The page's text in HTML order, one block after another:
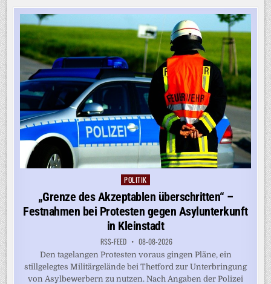
UNTER
VERSCHÄRFTEN
SICHERHEITSVORKEHRUNGEN
Posted
in
POLITIK
„Grenze des Akzeptablen überschritten“ –
Festnahmen bei Protesten gegen Asylunterkunft
in Kleinstadt
RSS-FEED 08-08-2026
Den tagelangen Protesten voraus gingen Pläne, ein
stillgelegtes Militärgelände bei Thetford zur Unterbringung
von Asylbewerbern zu nutzen. Nach Angaben der Polizei